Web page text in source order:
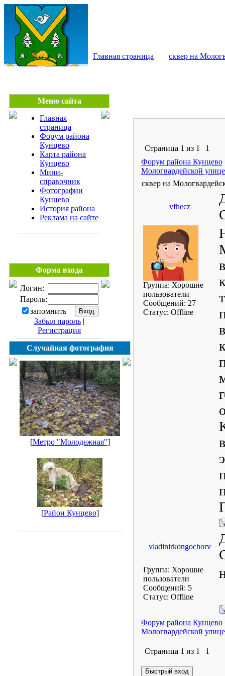
Главная страница сквер на
Меню сайта
Главная
страница
Форум района
Кунцево
Карта района
Кунцево
Мини-
справочник
Фотографии
Кунцево
История района
Реклама на сайте
Форма входа
Логин:
Пароль:
запомнить
Забыл пароль |
Регистрация
Случайная фотография
[Метро "Молодежная"]
[Район Кунцево]
Страница 1 из 1
1
Форум района Кунцево
Мологвардейской улице
сквер на
vfhecz
Группа: Хорошие
пользователи
Сообщений: 27
Статус: Offline
vladinirkongochorv
Группа: Хорошие
пользователи
Сообщений: 5
Статус: Offline
Форум района Кунцево
Мологвардейской улице
Страница 1 из 1 1